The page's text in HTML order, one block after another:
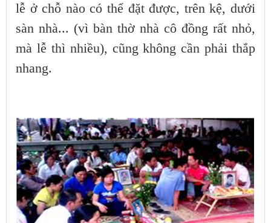
lễ ở chỗ nào có thể đặt được, trên kệ, dưới
sàn nhà... (vì bàn thờ nhà cô đồng rất nhỏ,
mà lễ thì nhiều), cũng không cần phải thắp
nhang.